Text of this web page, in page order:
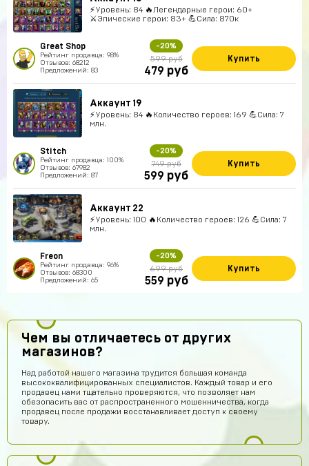
⚡Уровень: 84 🔥Легендарные герои: 60+
⚔️Эпические герои: 83+ 💪Сила: 870к
Great Shop
Рейтинг продавца: 98%
Отзывов: 68212
Предложений: 83
-20%
599 руб
479 руб
Купить
Аккаунт 19
⚡Уровень: 84 🔥Количество героев: 169 💪Сила: 7
млн.
Stitch
Рейтинг продавца: 100%
Отзывов: 67982
Предложений: 87
-20%
749 руб
599 руб
Купить
Аккаунт 22
⚡Уровень: 100 🔥Количество героев: 126 💪Сила: 7
млн.
Freon
Рейтинг продавца: 96%
Отзывов: 68300
Предложений: 65
-20%
699 руб
559 руб
Купить
Чем вы отличаетесь от других
магазинов?
Над работой нашего магазина трудится большая команда
высококвалифицированных специалистов. Каждый товар и его
продавец нами тщательно проверяются, что позволяет нам
обезопасить вас от распространенного мошенничества, когда
продавец после продажи восстанавливает доступ к своему
товару.